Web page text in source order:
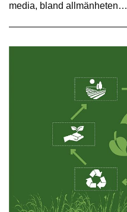
media, bland allmänheten…